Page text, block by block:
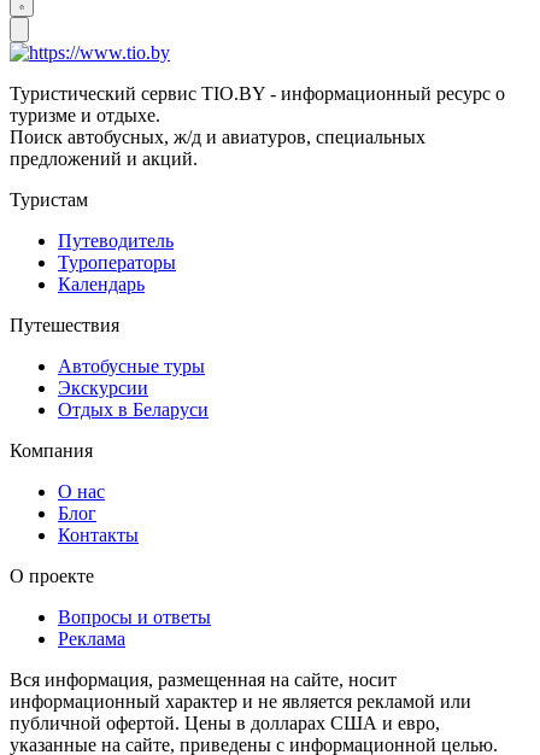
Туристический сервис TIO.BY - информационный ресурс о
туризме и отдыхе.
Поиск автобусных, ж/д и авиатуров, специальных
предложений и акций.
Туристам
Путеводитель
Туроператоры
Календарь
Путешествия
Автобусные туры
Экскурсии
Отдых в Беларуси
Компания
О нас
Блог
Контакты
О проекте
Вопросы и ответы
Реклама
Вся информация, размещенная на сайте, носит
информационный характер и не является рекламой или
публичной офертой. Цены в долларах США и евро,
указанные на сайте, приведены с информационной целью.